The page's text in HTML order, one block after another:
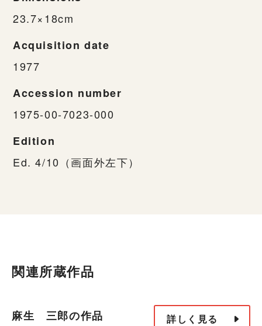
23.7×18cm
Acquisition date
1977
Accession number
1975-00-7023-000
Edition
Ed. 4/10（画面外左下）
関連所蔵作品
麻生 三郎の作品 詳しく見る